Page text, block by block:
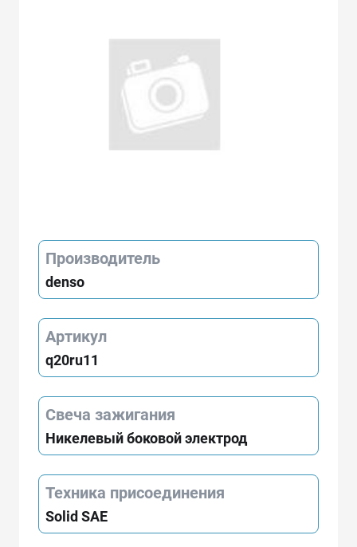
Производитель
denso
Артикул
q20ru11
Свеча зажигания
Никелевый боковой электрод
Техника присоединения
Solid SAE